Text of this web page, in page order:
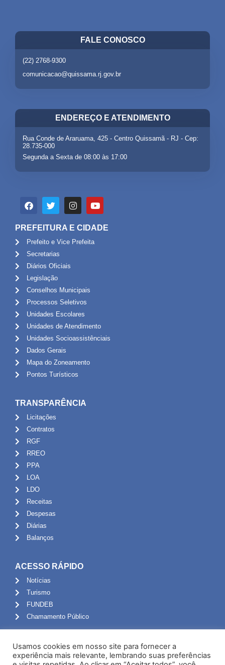
FALE CONOSCO
(22) 2768-9300
comunicacao@quissama.rj.gov.br
ENDEREÇO E ATENDIMENTO
Rua Conde de Araruama, 425 - Centro Quissamã - RJ - Cep:
28.735-000
Segunda a Sexta de 08:00 às 17:00
PREFEITURA E CIDADE
Prefeito e Vice Prefeita
Secretarias
Diários Oficiais
Legislação
Conselhos Municipais
Processos Seletivos
Unidades Escolares
Unidades de Atendimento
Unidades Socioassistênciais
Dados Gerais
Mapa do Zoneamento
Pontos Turísticos
TRANSPARÊNCIA
Licitações
Contratos
RGF
RREO
PPA
LOA
LDO
Receitas
Despesas
Diárias
Balanços
ACESSO RÁPIDO
Notícias
Turismo
FUNDEB
Chamamento Público
Portal do Servidor
Usamos cookies em nosso site para fornecer a
experiência mais relevante, lembrando suas preferências